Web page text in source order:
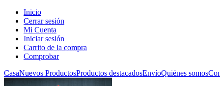
Inicio
Cerrar sesión
Mi Cuenta
Iniciar sesión
Carrito de la compra
Comprobar
CasaNuevos ProductosProductos destacadosEnvíoQuiénes somos